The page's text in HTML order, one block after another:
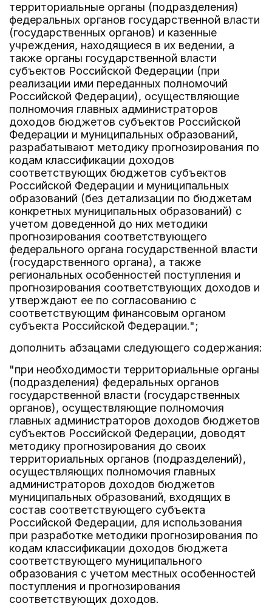
территориальные органы (подразделения)
федеральных органов государственной власти
(государственных органов) и казенные
учреждения, находящиеся в их ведении, а
также органы государственной власти
субъектов Российской Федерации (при
реализации ими переданных полномочий
Российской Федерации), осуществляющие
полномочия главных администраторов
доходов бюджетов субъектов Российской
Федерации и муниципальных образований,
разрабатывают методику прогнозирования по
кодам классификации доходов
соответствующих бюджетов субъектов
Российской Федерации и муниципальных
образований (без детализации по бюджетам
конкретных муниципальных образований) с
учетом доведенной до них методики
прогнозирования соответствующего
федерального органа государственной власти
(государственного органа), а также
региональных особенностей поступления и
прогнозирования соответствующих доходов и
утверждают ее по согласованию с
соответствующим финансовым органом
субъекта Российской Федерации.";
дополнить абзацами следующего содержания:
"при необходимости территориальные органы
(подразделения) федеральных органов
государственной власти (государственных
органов), осуществляющие полномочия
главных администраторов доходов бюджетов
субъектов Российской Федерации, доводят
методику прогнозирования до своих
территориальных органов (подразделений),
осуществляющих полномочия главных
администраторов доходов бюджетов
муниципальных образований, входящих в
состав соответствующего субъекта
Российской Федерации, для использования
при разработке методики прогнозирования по
кодам классификации доходов бюджета
соответствующего муниципального
образования с учетом местных особенностей
поступления и прогнозирования
соответствующих доходов.